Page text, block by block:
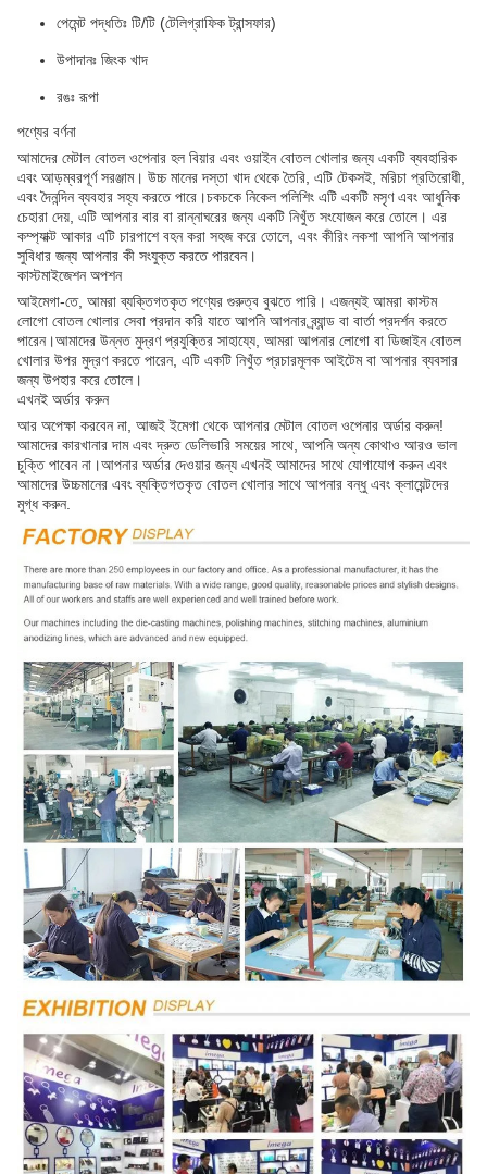
পেমেন্ট পদ্ধতিঃ টি/টি (টেলিগ্রাফিক ট্রান্সফার)
উপাদানঃ জিংক খাদ
রঙঃ রূপা
পণ্যের বর্ণনা
আমাদের মেটাল বোতল ওপেনার হল বিয়ার এবং ওয়াইন বোতল খোলার জন্য একটি ব্যবহারিক
এবং আড়ম্বরপূর্ণ সরঞ্জাম। উচ্চ মানের দস্তা খাদ থেকে তৈরি, এটি টেকসই, মরিচা প্রতিরোধী,
এবং দৈনন্দিন ব্যবহার সহ্য করতে পারে।চকচকে নিকেল পলিশিং এটি একটি মসৃণ এবং আধুনিক
চেহারা দেয়, এটি আপনার বার বা রান্নাঘরের জন্য একটি নিখুঁত সংযোজন করে তোলে। এর
কম্প্যাক্ট আকার এটি চারপাশে বহন করা সহজ করে তোলে, এবং কীরিং নকশা আপনি আপনার
সুবিধার জন্য আপনার কী সংযুক্ত করতে পারবেন।
কাস্টমাইজেশন অপশন
আইমেগা-তে, আমরা ব্যক্তিগতকৃত পণ্যের গুরুত্ব বুঝতে পারি। এজন্যই আমরা কাস্টম
লোগো বোতল খোলার সেবা প্রদান করি যাতে আপনি আপনার ব্র্যান্ড বা বার্তা প্রদর্শন করতে
পারেন।আমাদের উন্নত মুদ্রণ প্রযুক্তির সাহায্যে, আমরা আপনার লোগো বা ডিজাইন বোতল
খোলার উপর মুদ্রণ করতে পারেন, এটি একটি নিখুঁত প্রচারমূলক আইটেম বা আপনার ব্যবসার
জন্য উপহার করে তোলে।
এখনই অর্ডার করুন
আর অপেক্ষা করবেন না, আজই ইমেগা থেকে আপনার মেটাল বোতল ওপেনার অর্ডার করুন!
আমাদের কারখানার দাম এবং দ্রুত ডেলিভারি সময়ের সাথে, আপনি অন্য কোথাও আরও ভাল
চুক্তি পাবেন না।আপনার অর্ডার দেওয়ার জন্য এখনই আমাদের সাথে যোগাযোগ করুন এবং
আমাদের উচ্চমানের এবং ব্যক্তিগতকৃত বোতল খোলার সাথে আপনার বন্ধু এবং ক্লায়েন্টদের
মুগ্ধ করুন.